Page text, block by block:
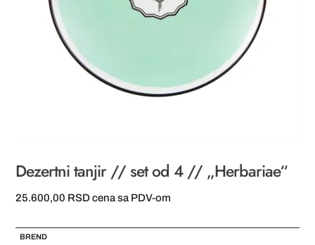
Dezertni tanjir // set od 4 // „Herbariae“
25.600,00 RSD cena sa PDV-om
BREND